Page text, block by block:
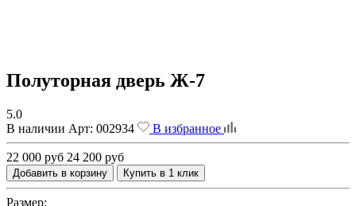
Полуторная дверь Ж-7
5.0
В наличии Арт: 002934 В избранное
22 000 руб 24 200 руб
Добавить в корзину Купить в 1 клик
Размер: